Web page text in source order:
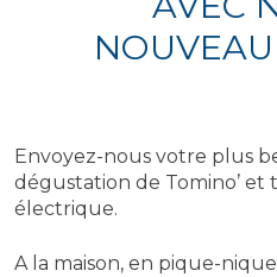
Envoyez-nous votre plus
dégustation de Tomino’
électrique.
A la maison, en pique-